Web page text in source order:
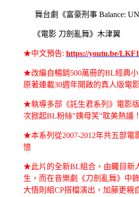
舞台劇《富豪刑事 Balance:
《電影 刀劍亂舞》木津翼
★中文預告: https://youtu.be/
★改編自暢銷500萬冊的BL經典
原著連載30週年開啟的真人版電
★執導多部《託生君系列》電影
次掀起BL粉絲"姨母笑"耽美熱議！
★本系列從2007-2012年共五部電
憶
★此片的全新BL組合，由矚目新
生，而在音樂劇《刀劍亂舞》中
大悟則組CP搭檔演出，加藤更親